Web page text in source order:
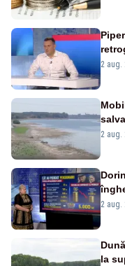
2 aug.
va
2 aug.
2 aug.
la